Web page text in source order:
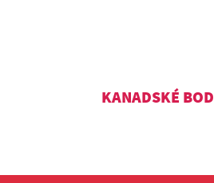
KANADSKÉ